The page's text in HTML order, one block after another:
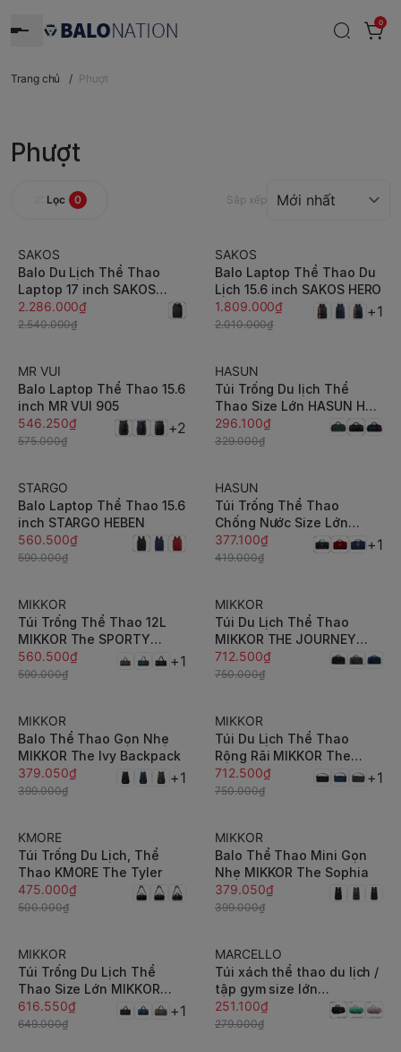
0
Trang chủ / Phượt
Phượt
Lọc 0 Sắp xếp
-10%
SAKOS
Balo Du Lịch Thể Thao
Laptop 17 inch SAKOS
MORALE
2.286.000₫
2.540.000₫
-10%
SAKOS
Balo Laptop Thể Thao Du
Lịch 15.6 inch SAKOS HERO
1.809.000₫
2.010.000₫
+1
-5%
MR VUI
Balo Laptop Thể Thao 15.6
inch MR VUI 905
546.250₫
575.000₫
+2
-10%
HASUN
Túi Trống Du lịch Thể
Thao Size Lớn HASUN HS
668
296.100₫
329.000₫
-5%
STARGO
Balo Laptop Thể Thao 15.6
inch STARGO HEBEN
560.500₫
590.000₫
-10%
HASUN
Túi Trống Thể Thao
Chống Nước Size Lớn
Hasun HS 671
377.100₫
419.000₫
+1
-5%
MIKKOR
Túi Trống Thể Thao 12L
MIKKOR The SPORTY
GYMER 12L
560.500₫
590.000₫
+1
-5%
MIKKOR
Túi Du Lịch Thể Thao
MIKKOR THE JOURNEY
GEAR
712.500₫
750.000₫
-5%
MIKKOR
Balo Thể Thao Gọn Nhẹ
MIKKOR The Ivy Backpack
379.050₫
399.000₫
+1
-5%
MIKKOR
Túi Du Lịch Thể Thao
Rộng Rãi MIKKOR The
Leroy
712.500₫
750.000₫
+1
-5%
KMORE
Túi Trống Du Lịch, Thể
Thao KMORE The Tyler
475.000₫
500.000₫
-5%
MIKKOR
Balo Thể Thao Mini Gọn
Nhẹ MIKKOR The Sophia
379.050₫
399.000₫
-5%
MIKKOR
Túi Trống Du Lịch Thể
Thao Size Lớn MIKKOR
The Sporty Gear
616.550₫
649.000₫
+1
-10%
MARCELLO
Túi xách thể thao du lịch /
tập gym size lớn
MARCELLO T101 có ngăn
đựng giày, quai xách 2
251.100₫
279.000₫